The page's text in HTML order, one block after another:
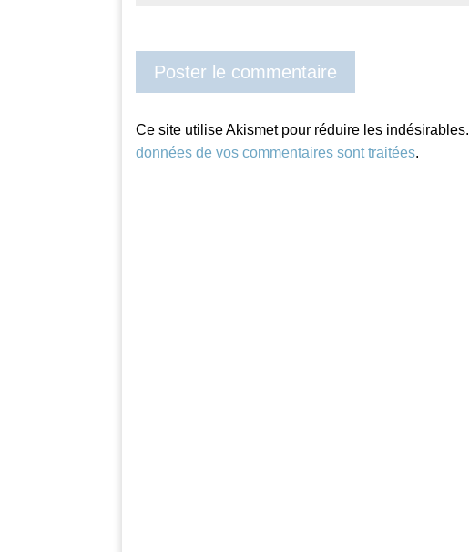
Ce site utilise Akismet pour réduire les indésirables.
données de vos commentaires sont traitées.